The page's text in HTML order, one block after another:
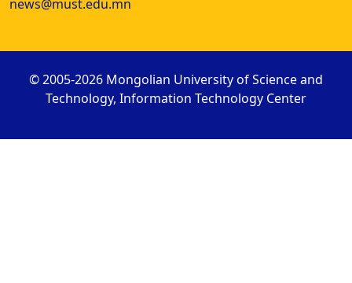
news@must.edu.mn
© 2005-2026 Mongolian University of Science and
Technology, Information Technology Center